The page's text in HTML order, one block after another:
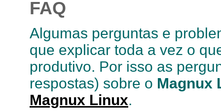
FAQ
Algumas perguntas e
que explicar toda a vez o
produtivo. Por isso as
respostas) sobre o Magnux
Magnux Linux.